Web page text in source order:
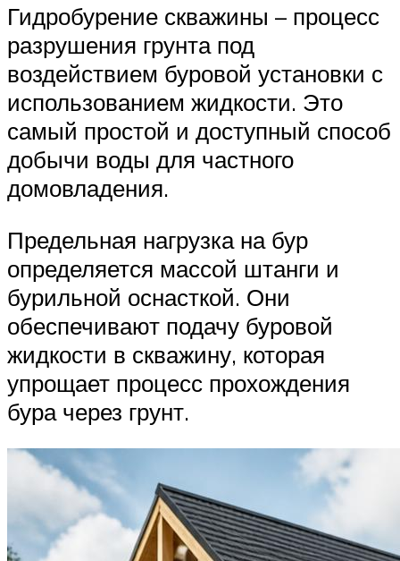
Гидробурение скважины – процесс
разрушения грунта под
воздействием буровой установки с
использованием жидкости. Это
самый простой и доступный способ
добычи воды для частного
домовладения.
Предельная нагрузка на бур
определяется массой штанги и
бурильной оснасткой. Они
обеспечивают подачу буровой
жидкости в скважину, которая
упрощает процесс прохождения
бура через грунт.